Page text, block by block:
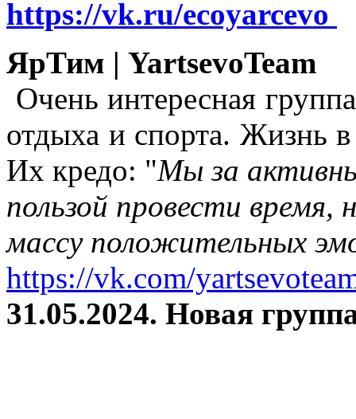
https://vk.ru/ecoyarcevo
ЯрТим | YartsevoTeam
Очень интересная
отдыха и спорта. Жизнь
Их кредо: "Мы за
пользой провести время,
массу положительных
https://vk.com/
31.05.2024. Новая